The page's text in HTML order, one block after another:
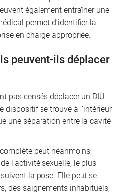
également entraîner une
permet d’identifier la
en charge appropriée.
peuvent-ils déplacer
pas censés déplacer un DIU
dispositif se trouve à l’intérieur
une séparation entre la cavité
peut néanmoins
l’activité sexuelle, le plus
la pose. Elle peut se
des saignements inhabituels,